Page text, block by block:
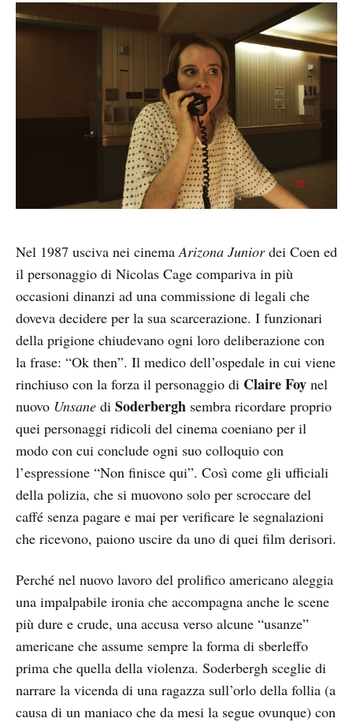
Nel 1987 usciva nei cinema Arizona Juniordei Coen ed
il personaggio di Nicolas Cage compariva in più
occasioni dinanzi ad una commissione di legali che
doveva decidere per la sua scarcerazione. I funzionari
della prigione chiudevano ogni loro deliberazione con
la frase: “Ok then”. Il medico dell’ospedale in cui viene
rinchiuso con la forza il personaggio di Claire Foy nel
nuovo Unsane di Soderbergh sembra ricordare proprio
quei personaggi ridicoli del cinema coeniano per il
modo con cui conclude ogni suo colloquio con
l’espressione “Non finisce qui”. Così come gli ufficiali
della polizia, che si muovono solo per scroccare del
caffé senza pagare e mai per verificare le segnalazioni
che ricevono, paiono uscire da uno di quei film derisori.
Perché nel nuovo lavoro del prolifico americano aleggia
una impalpabile ironia che accompagna anche le scene
più dure e crude, una accusa verso alcune “usanze”
americane che assume sempre la forma di sberleffo
prima che quella della violenza. Soderbergh sceglie di
narrare la vicenda di una ragazza sull’orlo della follia (a
causa di un maniaco che da mesi la segue ovunque) con